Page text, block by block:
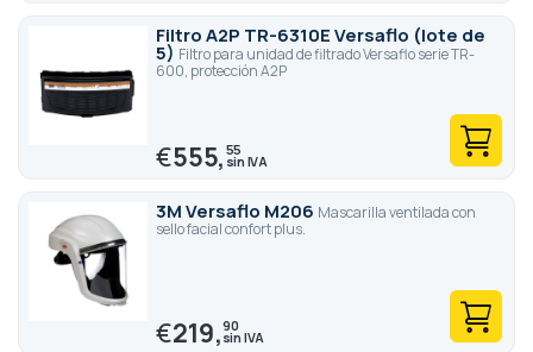
Filtro A2P TR-6310E Versaflo (lote de
5) Filtro para unidad de filtrado Versaflo serie TR-
600, protección A2P
€555,55
3M Versaflo M206 Mascarilla ventilada con
sello facial confort plus.
€219,90